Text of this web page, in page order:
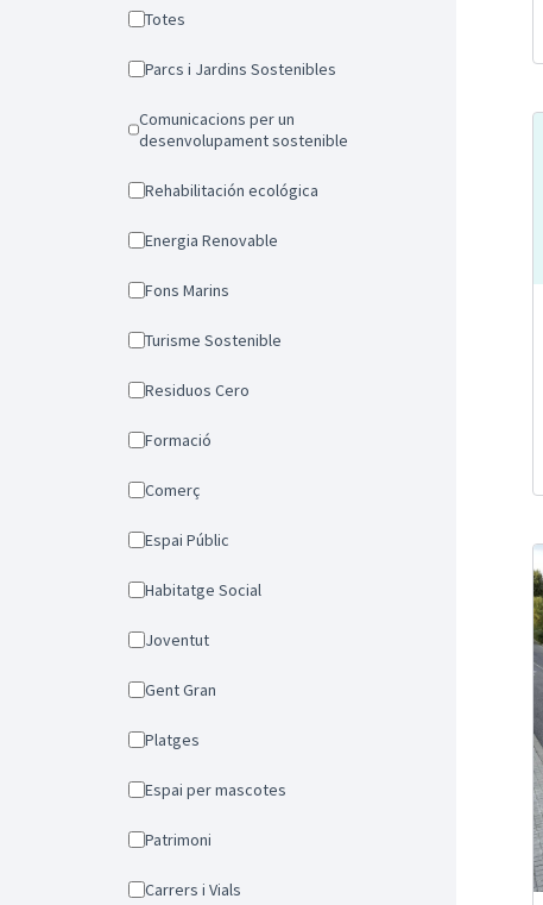
Totes
Parcs i Jardins Sostenibles
Comunicacions per un
desenvolupament sostenible
Rehabilitación ecológica
Energia Renovable
Fons Marins
Turisme Sostenible
Residuos Cero
Formació
Comerç
Espai Públic
Habitatge Social
Joventut
Gent Gran
Platges
Espai per mascotes
Patrimoni
Carrers i Vials